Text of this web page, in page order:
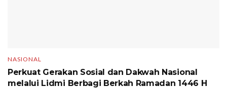
NASIONAL
Perkuat Gerakan Sosial dan Dakwah Nasional
melalui Lidmi Berbagi Berkah Ramadan 1446 H